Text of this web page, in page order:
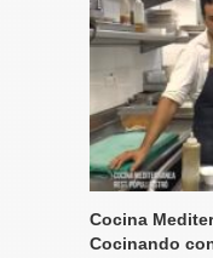
Cocina
Cocinando